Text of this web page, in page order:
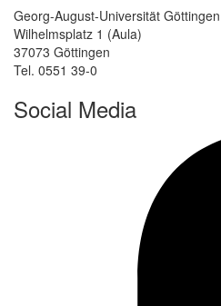
Georg-August-Universität Göttingen
Wilhelmsplatz 1 (Aula)
37073 Göttingen
Tel. 0551 39-0
Social Media